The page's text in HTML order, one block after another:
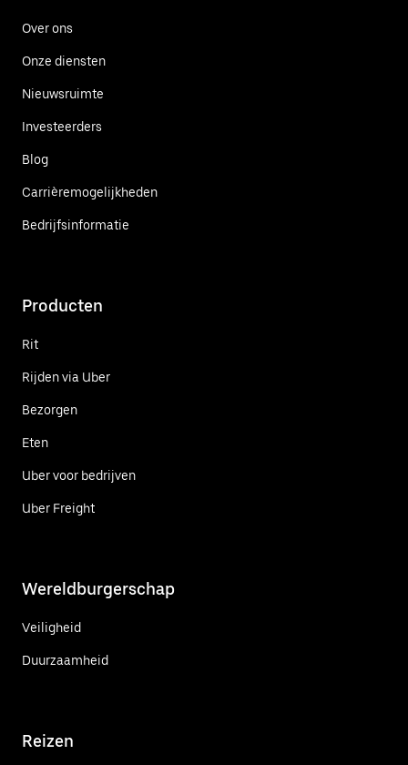
Over ons
Onze diensten
Nieuwsruimte
Investeerders
Blog
Carrièremogelijkheden
Bedrijfsinformatie
Producten
Rit
Rijden via Uber
Bezorgen
Eten
Uber voor bedrijven
Uber Freight
Wereldburgerschap
Veiligheid
Duurzaamheid
Reizen